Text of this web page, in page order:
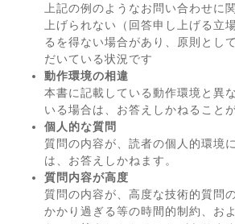
上記の例のようなお問い合わせに
上げられない（回答申し上げる立
るを得ない場合があり、原則とし
だいている状況です
動作環境の相違
本書に記載している動作環境と異
いる場合は、お答えしかねること
個人的な質問
質問の内容が、読者の個人的環境
は、お答えしかねます。
質問内容が高度
質問の内容が、高度な技術的質問
かかり過ぎる等の時間的制約、お